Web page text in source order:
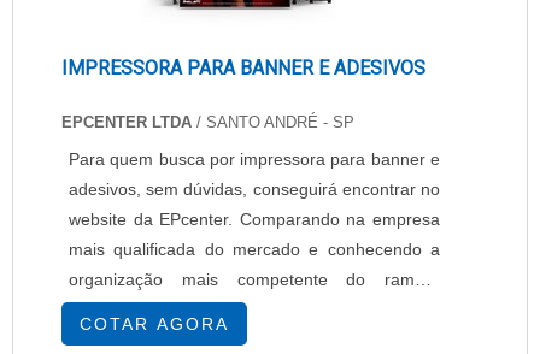
IMPRESSORA PARA BANNER E ADESIVOS
EPCENTER LTDA / SANTO ANDRÉ - SP
Para quem busca por impressora para banner e
adesivos, sem dúvidas, conseguirá encontrar no
website da EPcenter. Comparando na empresa
mais qualificada do mercado e conhecendo a
organização mais competente do ramo.É
importante lembrar que o produto deve ser
adquirido com empresas especializadas. Esse
COTAR AGORA